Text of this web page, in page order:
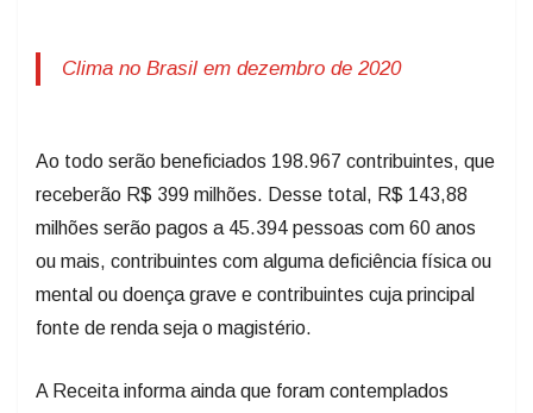
Clima no Brasil em dezembro de 2020
Ao todo serão beneficiados 198.967 contribuintes, que
receberão R$ 399 milhões. Desse total, R$ 143,88
milhões serão pagos a 45.394 pessoas com 60 anos
ou mais, contribuintes com alguma deficiência física ou
mental ou doença grave e contribuintes cuja principal
fonte de renda seja o magistério.
A Receita informa ainda que foram contemplados